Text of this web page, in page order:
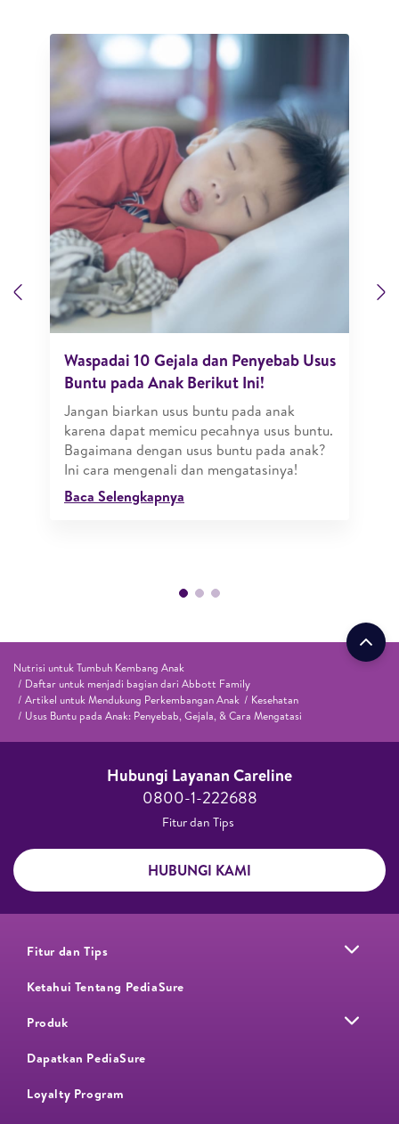
Previous
Waspadai 10 Gejala dan Penyebab Usus
Buntu pada Anak Berikut Ini!
Jangan biarkan usus buntu pada anak
karena dapat memicu pecahnya usus buntu.
Bagaimana dengan usus buntu pada anak?
Ini cara mengenali dan mengatasinya!
Baca Selengkapnya
Nutrisi untuk Tumbuh Kembang Anak
Daftar untuk menjadi bagian dari Abbott Family
Artikel untuk Mendukung Perkembangan Anak
Kesehatan
Usus Buntu pada Anak: Penyebab, Gejala, & Cara Mengatasi
Hubungi Layanan Careline​
0800-1-222688​
Fitur dan Tips ​
HUBUNGI KAMI
Fitur dan Tips
Ketahui Tentang PediaSure
Produk
Dapatkan PediaSure
Loyalty Program​